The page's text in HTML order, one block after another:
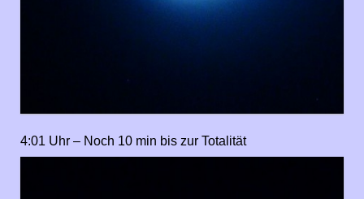
4:01 Uhr – Noch 10 min bis zur Totalität